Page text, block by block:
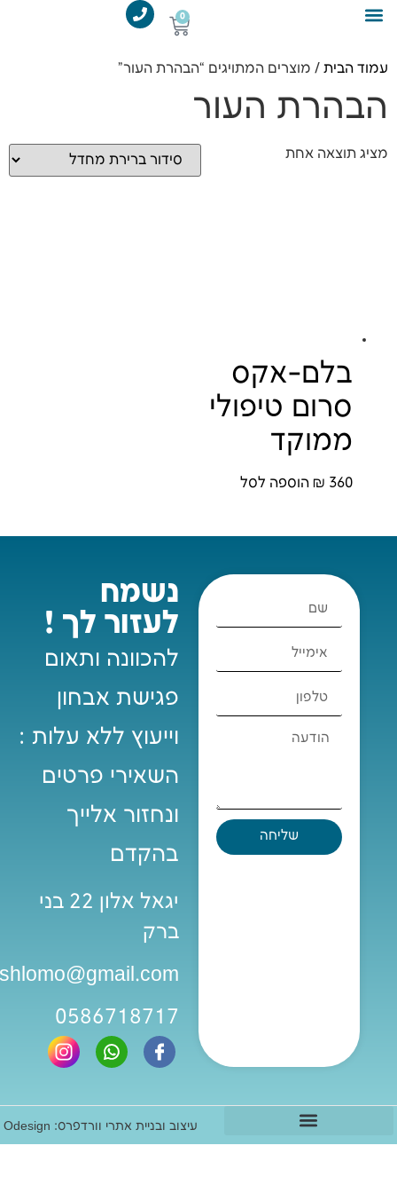
לתוכן 0
עמוד הבית / מוצרים המתויגים “הבהרת העור”
הבהרת העור
מציג תוצאה אחת
בלם-אקס
סרום טיפולי
ממוקד
₪ 360 הוספה לסל
שליחה
נשמח
לעזור לך !
להכוונה ותאום
פגישת אבחון
וייעוץ ללא עלות :
השאירי פרטים
ונחזור אלייך
בהקדם
יגאל אלון 22 בני
ברק
0586718717
עיצוב ובניית אתרי וורדפרס: Odesign